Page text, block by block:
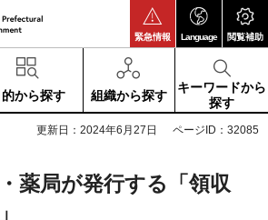
緊急情報 Language 閲覧補助
的から探す 組織から探す
キーワードから
探す
更新日：2024年6月27日 ページID：32085
薬局が発行する「領収